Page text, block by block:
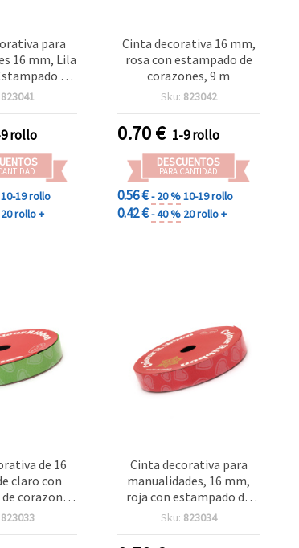
para
16 mm, Lila
de
9 m
823041
rollo
10-19 rollo
20 rollo +
Cinta decorativa 16 mm,
rosa con estampado de
corazones, 9 m
Sku: 823042
0.70€ 1-9 rollo
DESCUENTOS
PARA CANTIDAD
0.56 €- 20 %10-19 rollo
0.42 €- 40 % 20 rollo +
de 16
claro con
corazones
823033
Cinta decorativa para
manualidades, 16 mm,
roja con estampado de
corazones - 9 metros
Sku: 823034